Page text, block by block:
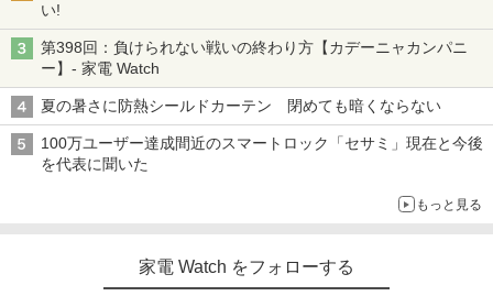
い!
第398回：負けられない戦いの終わり方【カデーニャカンパニ
ー】- 家電 Watch
夏の暑さに防熱シールドカーテン 閉めても暗くならない
100万ユーザー達成間近のスマートロック「セサミ」現在と今後
を代表に聞いた
もっと見る
家電 Watch をフォローする